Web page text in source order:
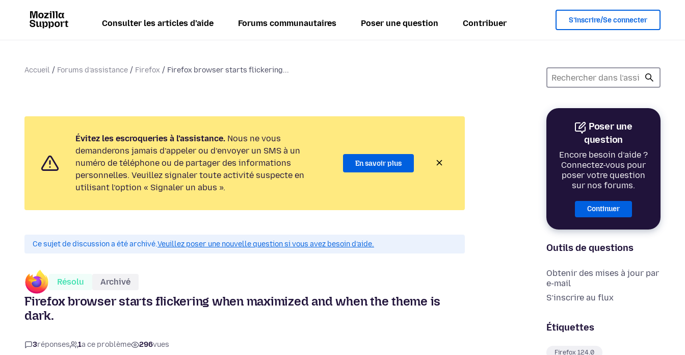
Consulter les articles d’aide Forums communautaires Poser une question Contribuer S’inscrire/Se connecter
Accueil Forums d’assistance Firefox Firefox browser starts flickering...
Poser une
question
Encore besoin d’aide ?
Connectez-vous pour
poser votre question
sur nos forums.
Continuer
Outils de questions
Obtenir des mises à jour par
e-mail
S’inscrire au flux
Étiquettes
Firefox 124.0
Évitez les escroqueries à l’assistance. Nous ne vous
demanderons jamais d’appeler ou d’envoyer un SMS à un
numéro de téléphone ou de partager des informations
personnelles. Veuillez signaler toute activité suspecte en
utilisant l’option « Signaler un abus ».
En savoir plus
Ce sujet de discussion a été archivé.Veuillez poser une nouvelle question si vous avez besoin d’aide.
Résolu Archivé
Firefox browser starts flickering when maximized and when the theme is
dark.
3réponses 1a ce problème 296vues